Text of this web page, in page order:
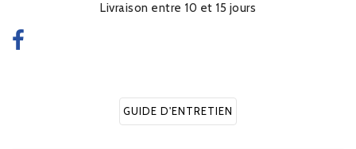
Livraison entre 10 et 15 jours
GUIDE D'ENTRETIEN